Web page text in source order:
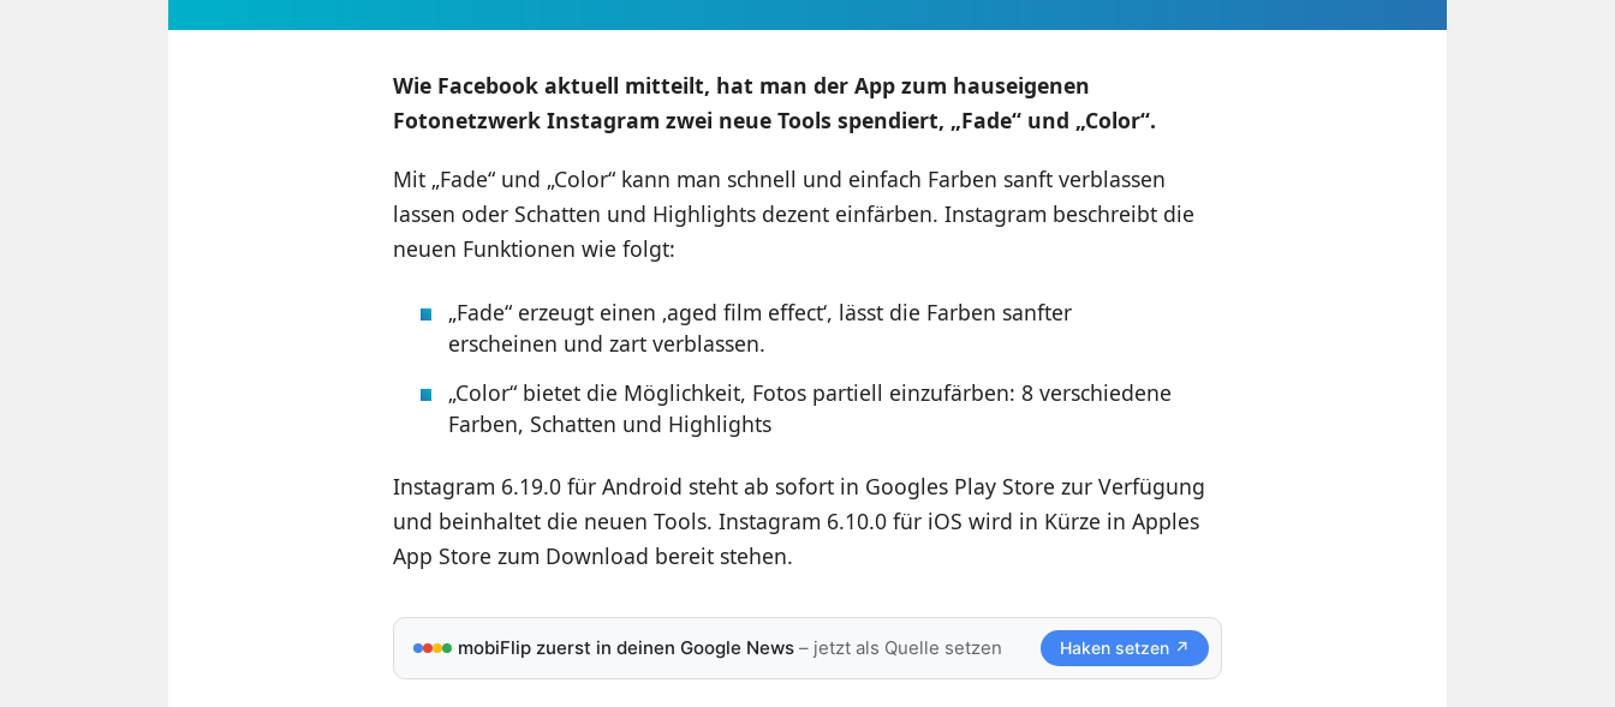
Wie Facebook aktuell mitteilt, hat man der App zum hauseigenen
Fotonetzwerk Instagram zwei neue Tools spendiert, „Fade“ und „Color“.
Mit „Fade“ und „Color“ kann man schnell und einfach Farben sanft verblassen
lassen oder Schatten und Highlights dezent einfärben. Instagram beschreibt die
neuen Funktionen wie folgt:
„Fade“ erzeugt einen ‚aged film effect‘, lässt die Farben sanfter
erscheinen und zart verblassen.
„Color“ bietet die Möglichkeit, Fotos partiell einzufärben: 8 verschiedene
Farben, Schatten und Highlights
Instagram 6.19.0 für Android steht ab sofort in Googles Play Store zur Verfügung
und beinhaltet die neuen Tools. Instagram 6.10.0 für iOS wird in Kürze in Apples
App Store zum Download bereit stehen.
mobiFlip zuerst in deinen Google News– jetzt als Quelle setzen Haken setzen ↗